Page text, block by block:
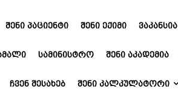
ᲨᲔᲜᲘ ᲞᲐᲪᲘᲔᲜᲢᲘ ᲨᲔᲜᲘ ᲔᲥᲘᲛᲘ ᲕᲐᲙᲐᲜᲡᲘᲐ
ᲡᲐᲛᲘᲜᲘᲡᲢᲠᲝ ᲨᲔᲜᲘ ᲐᲙᲐᲓᲔᲛᲘᲐ
ᲩᲕᲔᲜ ᲨᲔᲡᲐᲮᲔᲑ ᲨᲔᲜᲘ ᲙᲐᲚᲙᲣᲚᲐᲢᲝᲠᲘ